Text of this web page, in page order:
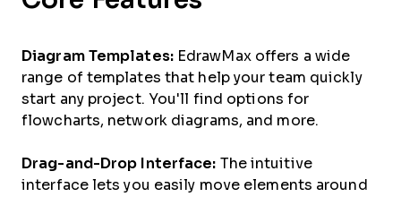
Diagram Templates:EdrawMax offers a wide
range of templates that help your team quickly
start any project. You'll find options for
flowcharts, network diagrams, and more.
Drag-and-Drop Interface: The intuitive
interface lets you easily move elements around